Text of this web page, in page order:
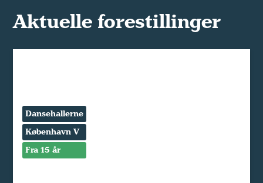
Aktuelle forestillinger
Dansehallerne
København V
Fra 15 år